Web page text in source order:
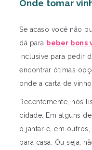
Onde tomar
Se acaso você não
dá para beber bons
inclusive para pedir
encontrar ótimas
onde a carta de
Recentemente, nós
cidade. Em alguns
o jantar e, em
para casa. Ou seja,